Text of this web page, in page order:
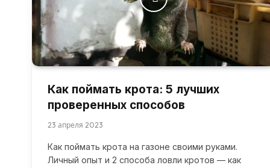
Как поймать крота: 5 лучших
проверенных способов
23 апреля 2023
Как поймать крота на газоне своими руками.
Личный опыт и 2 способа ловли кротов — как